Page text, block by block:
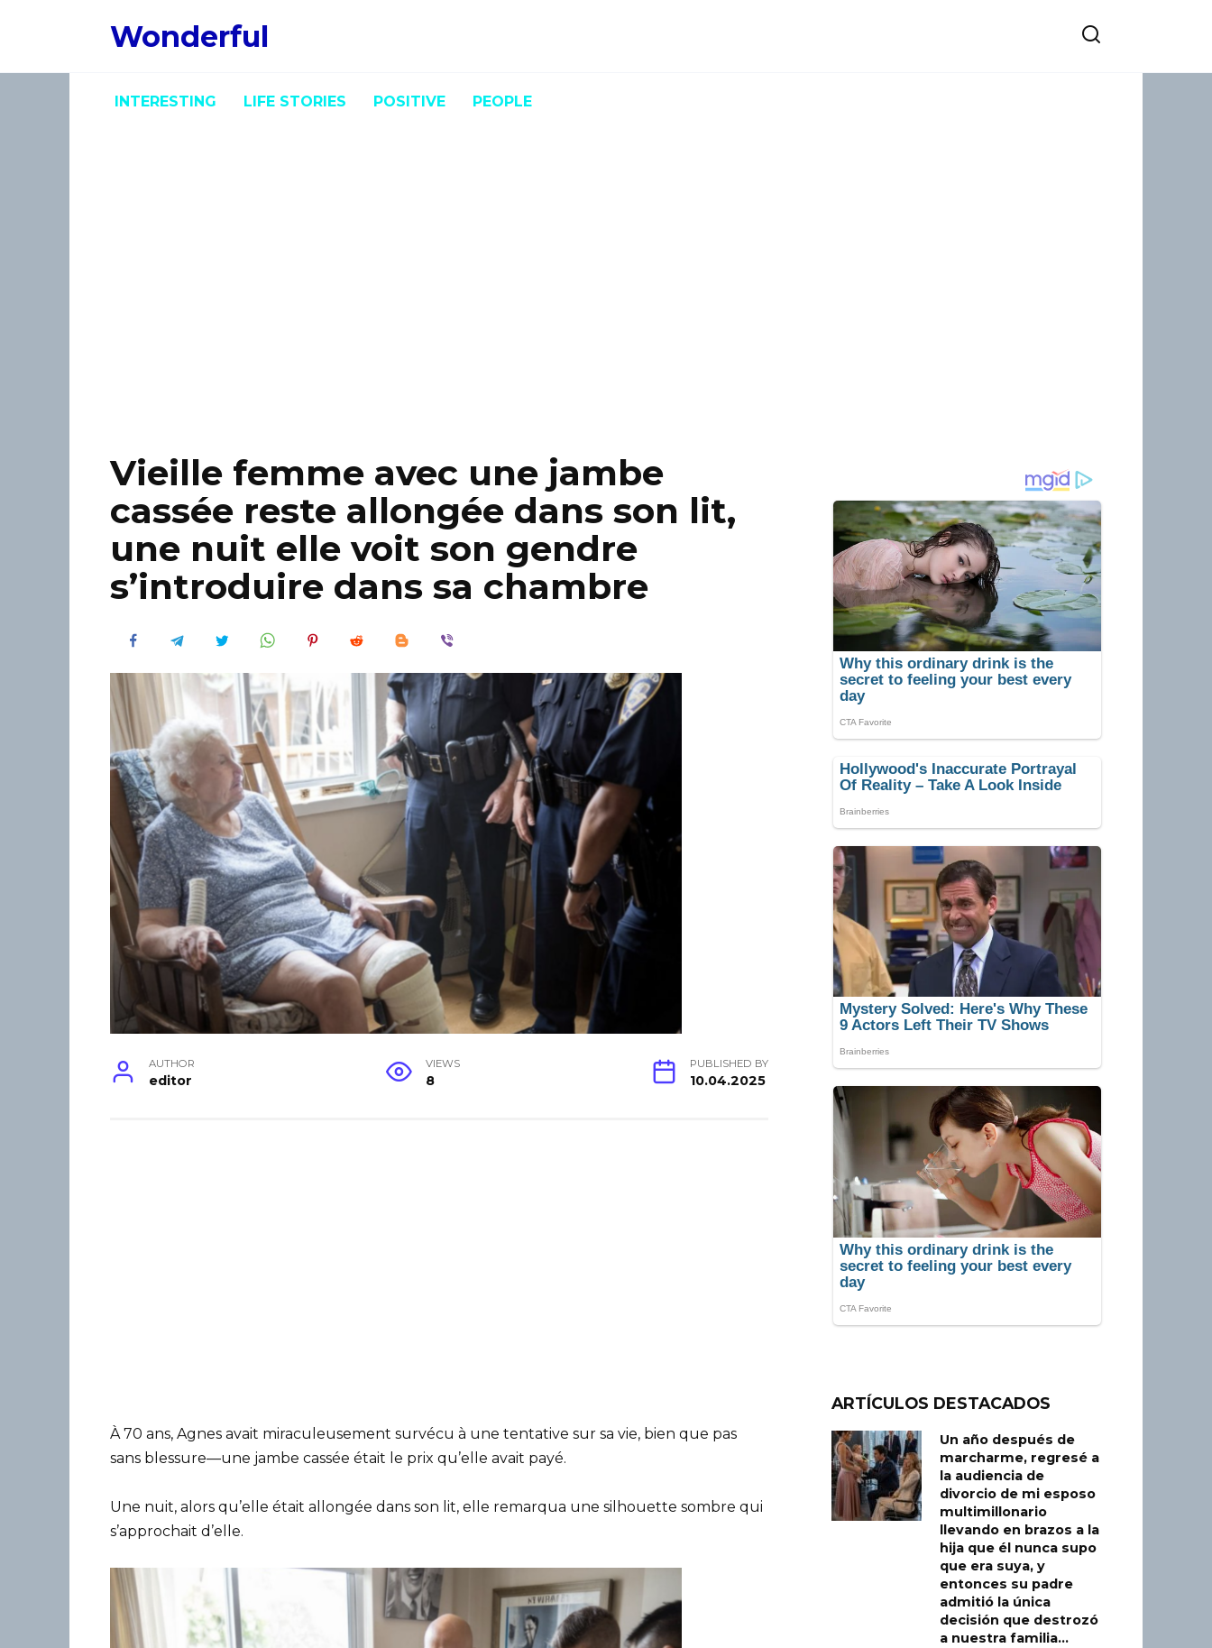
Wonderful
INTERESTING LIFE STORIES POSITIVE PEOPLE
Vieille femme avec une jambe
cassée reste allongée dans son lit,
une nuit elle voit son gendre
s’introduire dans sa chambre
AUTHOR
editor
VIEWS
8
PUBLISHED BY
10.04.2025
À 70 ans, Agnes avait miraculeusement survécu à une tentative sur sa vie, bien que pas
sans blessure—une jambe cassée était le prix qu’elle avait payé.
Une nuit, alors qu’elle était allongée dans son lit, elle remarqua une silhouette sombre qui
s’approchait d’elle.
ARTÍCULOS DESTACADOS
Un año después de
marcharme, regresé a
la audiencia de
divorcio de mi esposo
multimillonario
llevando en brazos a la
hija que él nunca supo
que era suya, y
entonces su padre
admitió la única
decisión que destrozó
a nuestra familia…